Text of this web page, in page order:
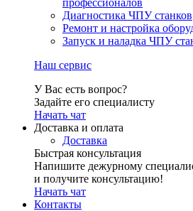
профессионалов
Диагностика ЧПУ станков
Ремонт и настройка
Запуск и наладка ЧПУ
Наш сервис
У Вас есть вопрос?
Задайте его специалисту
Начать чат
Доставка и оплата
Доставка
Быстрая консультация
Напишите дежурному
и получите консультацию!
Начать чат
Контакты